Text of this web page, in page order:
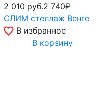
2 010 руб.2 740₽
СЛИМ стеллаж Венге
В избранное
В корзину